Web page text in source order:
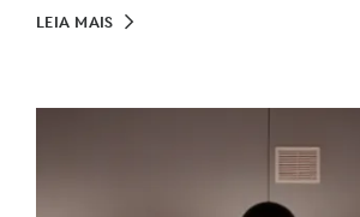
LEIA MAIS